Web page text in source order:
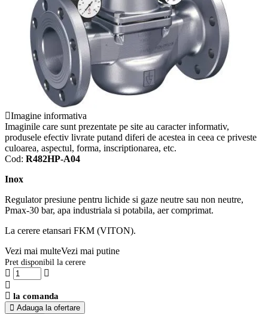
Imagine informativa
Imaginile care sunt prezentate pe site au caracter informativ,
produsele efectiv livrate putand diferi de acestea in ceea ce priveste
culoarea, aspectul, forma, inscriptionarea, etc.
Cod: R482HP-A04
Inox
Regulator presiune pentru lichide si gaze neutre sau non neutre,
Pmax-30 bar, apa industriala si potabila, aer comprimat.
La cerere etansari FKM (VITON).
Vezi mai multeVezi mai putine
Pret disponibil la cerere
la comanda
Adauga la ofertare